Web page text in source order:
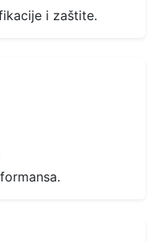
i zaštite.